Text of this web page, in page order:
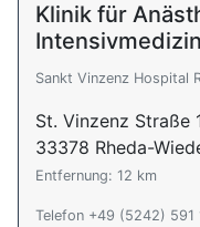
Klinik für
Intensivmedizin
Sankt Vinzenz Hospital
St. Vinzenz Straße
33378 Rheda-
Entfernung: 12 km
Telefon +49 (5242) 591